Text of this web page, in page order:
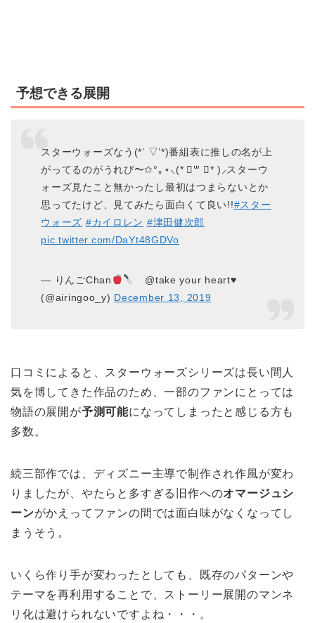
予想できる展開
スターウォーズなう(*’ ▽’*)番組表に推しの名が上
がってるのがうれぴ〜✩°｡⋆⸜(* ॑꒳ ॑* )⸝スターウ
ォーズ見たこと無かったし最初はつまらないとか
思ってたけど、見てみたら面白くて良い!!#スター
ウォーズ #カイロレン #津田健次郎
pic.twitter.com/DaYt48GDVo
— りんごChan
@take your heart♥
(@airingoo_y) December 13, 2019
口コミによると、スターウォーズシリーズは長い間人
気を博してきた作品のため、一部のファンにとっては
物語の展開が予測可能になってしまったと感じる方も
多数。
続三部作では、ディズニー主導で制作され作風が変わ
りましたが、やたらと多すぎる旧作へのオマージュシ
ーンがかえってファンの間では面白味がなくなってし
まうそう。
いくら作り手が変わったとしても、既存のパターンや
テーマを再利用することで、ストーリー展開のマンネ
リ化は避けられないですよね・・・。